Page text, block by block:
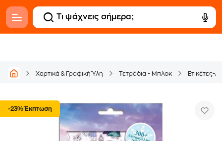
Χαρτικά & Γραφική Ύλη Τετράδια - Μπλοκ Ετικέτες-
-23% Έκπτωση